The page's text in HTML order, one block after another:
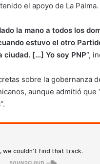
el apoyo de La Palma.
la mano a todos los
estuvo el otro
ciudad. […] Yo soy PNP“,
sobre la gobernanza
aunque admitió que
“.